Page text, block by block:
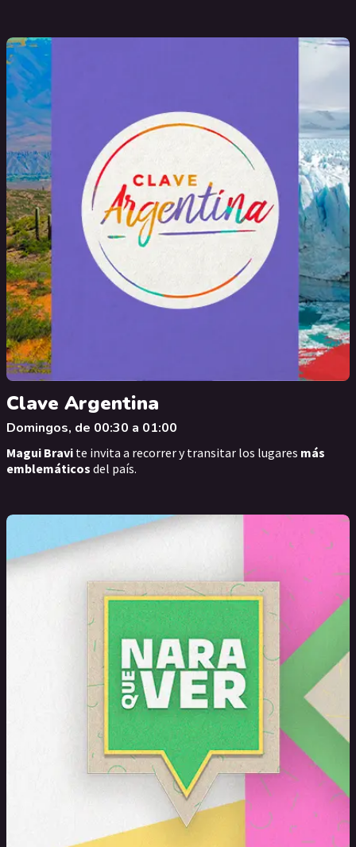
Clave Argentina
Domingos, de 00:30 a 01:00
Magui Bravi te invita a recorrer y transitar los lugares más
emblemáticos del país.